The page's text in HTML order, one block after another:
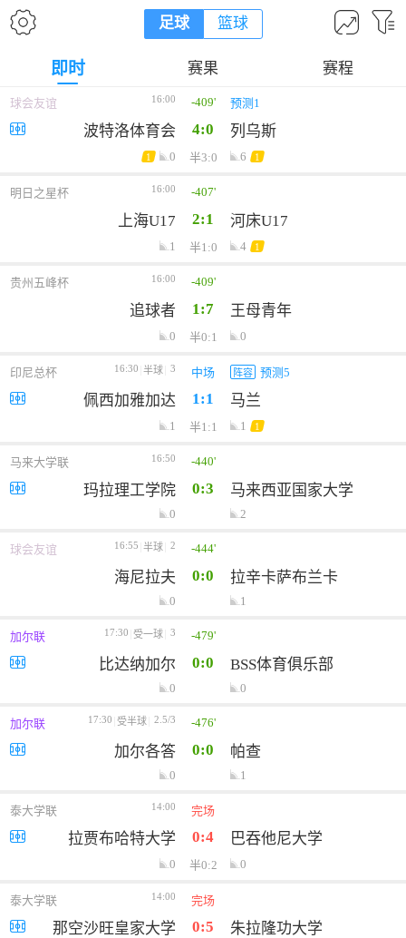
足球 篮球
即时 赛果 赛程
球会友谊 16:00 -409' 预测1
波特洛体育会 4:0 列乌斯
1 0 半3:0 6 1
明日之星杯 16:00 -407'
上海U17 2:1 河床U17
1 半1:0 4 1
贵州五峰杯 16:00 -409'
追球者 1:7 王母青年
0 半0:1 0
印尼总杯 16:30 半球 3 中场 阵容 预测5
佩西加雅加达 1:1 马兰
1 半1:1 1 1
马来大学联 16:50 -440'
玛拉理工学院 0:3 马来西亚国家大学
0 2
球会友谊 16:55 半球 2 -444'
海尼拉夫 0:0 拉辛卡萨布兰卡
0 1
加尔联 17:30 受一球 3 -479'
比达纳加尔 0:0 BSS体育俱乐部
0 0
加尔联 17:30 受半球 2.5/3 -476'
加尔各答 0:0 帕查
0 1
泰大学联 14:00 完场
拉贾布哈特大学 0:4 巴吞他尼大学
0 半0:2 0
泰大学联 14:00 完场
那空沙旺皇家大学 0:5 朱拉隆功大学